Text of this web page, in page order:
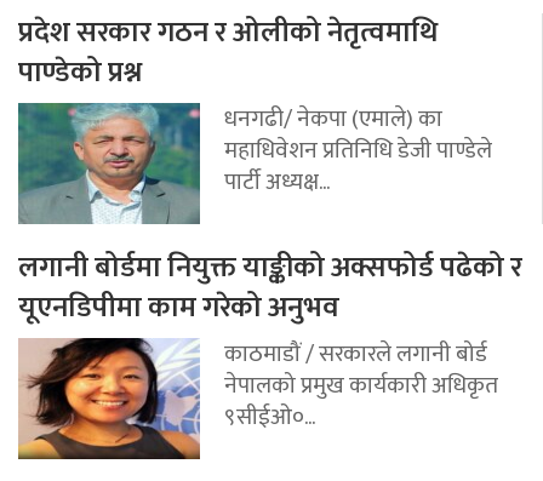
प्रदेश सरकार गठन र ओलीको नेतृत्वमाथि
पाण्डेको प्रश्न
धनगढी/ नेकपा (एमाले) का
महाधिवेशन प्रतिनिधि डेजी पाण्डेले
पार्टी अध्यक्ष...
लगानी बोर्डमा नियुक्त याङ्कीको अक्सफोर्ड पढेको र
यूएनडिपीमा काम गरेको अनुभव
काठमाडौं / सरकारले लगानी बोर्ड
नेपालको प्रमुख कार्यकारी अधिकृत
९सीईओ०...